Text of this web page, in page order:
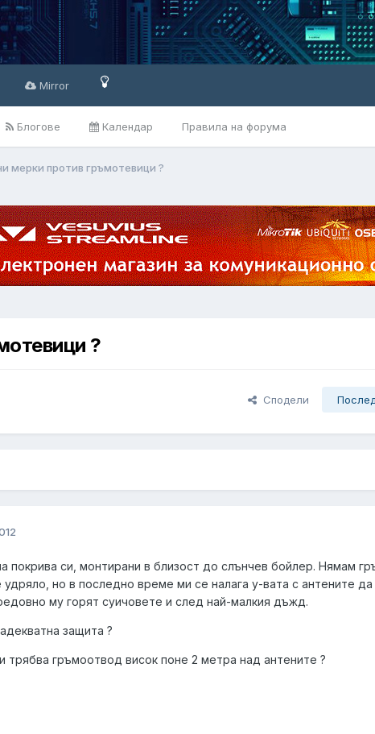
Блогове Календар Правила на форума
Mirror
мерки против гръмотевици ?
?
Сподели
покрива си, монтирани в близост до слънчев бойлер. Нямам
но в последно време ми се налага у-вата с антените
му горят суичовете и след най-малкия дъжд.
защита ?
трябва гръмоотвод висок поне 2 метра над антените ?